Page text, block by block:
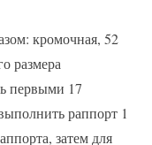
кромочная, 52
размера
первыми 17
раппорт 1
затем для